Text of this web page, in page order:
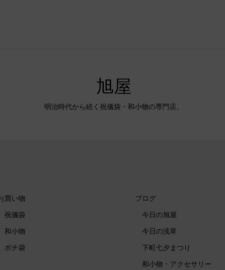
旭屋
明治時代から続く祝儀袋・和小物の専門店。
買い物
祝儀袋
和小物
ポチ袋
ブログ
今日の旭屋
今日の浅草
下町七夕まつり
和小物・アクセサリー